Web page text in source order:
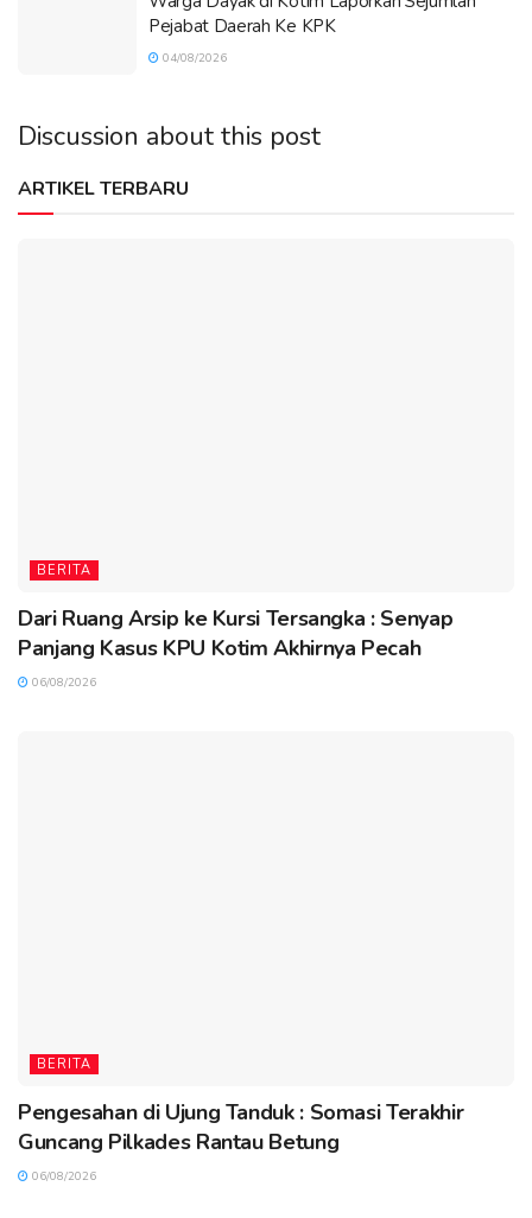
Pejabat Daerah Ke KPK
04/08/2026
Discussion about this post
ARTIKEL TERBARU
BERITA
Dari Ruang Arsip ke Kursi Tersangka : Senyap
Panjang Kasus KPU Kotim Akhirnya Pecah
06/08/2026
BERITA
Pengesahan di Ujung Tanduk : Somasi Terakhir
Guncang Pilkades Rantau Betung
06/08/2026